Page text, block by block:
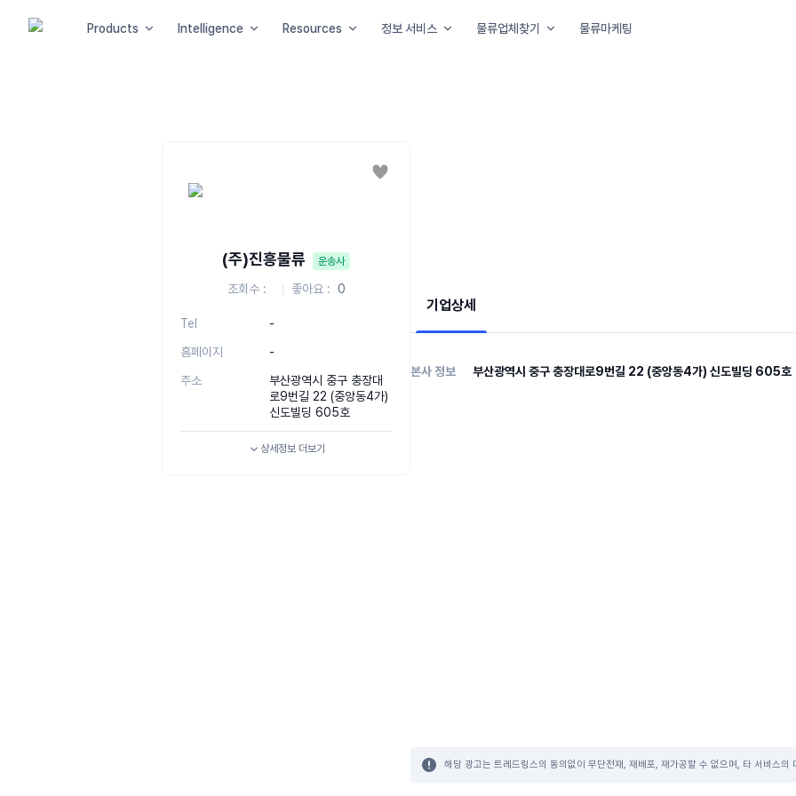
Products Intelligence Resources 정보 서비스 물류업체찾기 물류마케팅
좋아요
(주)진흥물류 운송사
조회수 좋아요 0
Tel
-
홈페이지
-
주소
부산광역시 중구 충장대
로9번길 22 (중앙동4가)
신도빌딩 605호
상세정보 더보기
기업상세
본사 정보 부산광역시 중구 충장대로9번길 22 (중앙동4가) 신도빌딩 605호
해당 광고는 트레드링스의 동의없이 무단전재, 재배포, 재가공할 수 없으며, 타 서비스의